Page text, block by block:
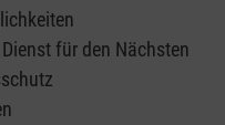
für den Nächsten